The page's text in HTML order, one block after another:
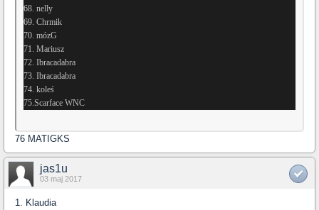
68. nelly
69. Chrmik
70. mózG
71. Mariusz
72. Ibracadabra
73. Ibracadabra
74. koleś
75.Scarface WNC
76 MATIGKS
jas1u
03 maj 2017
1. Klaudia